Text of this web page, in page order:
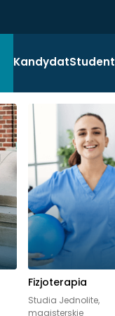
KandydatStudent
Fizjoterapia
Studia Jednolite,
magisterskie